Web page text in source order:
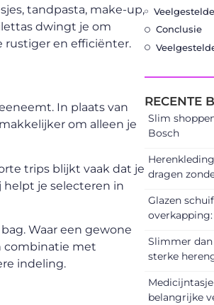
tandpasta, make-up,
dwingt je om
rustiger en efficiënter.
In plaats van
om alleen je
trips blijkt vaak dat je
helpt je selecteren in
Waar een gewone
combinatie met
indeling.
Conclusie
RECENTE
Slim
Bosch
dragen
Glazen
overkapping:
Slimmer
sterke
belangrijke